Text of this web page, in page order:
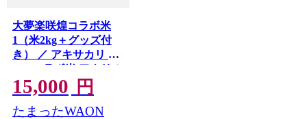
大夢楽咲煌コラボ米
1（米2kg＋グッズ付
き） ／ アキサカリ 米
2kg コラボ米 アクリル
キーホルダー アクキ
ー 白米 国産米 ふっく
ら 食べやすい 小容量
15,000 円
たまったWAON